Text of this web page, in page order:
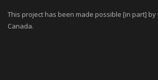
This project has been made possible [in part]
Canada.